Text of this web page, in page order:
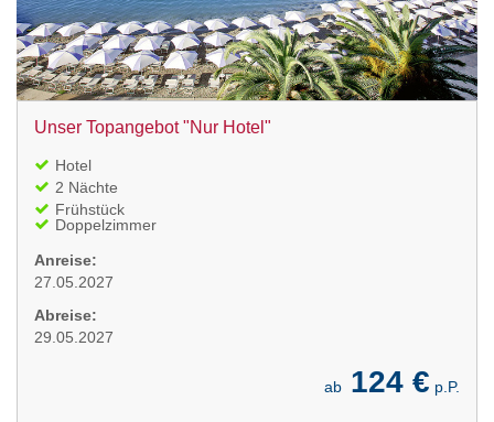
Unser Topangebot "Nur Hotel"
Hotel
2 Nächte
Frühstück
Doppelzimmer
Anreise:
27.05.2027
Abreise:
29.05.2027
ab 124 € p.P.